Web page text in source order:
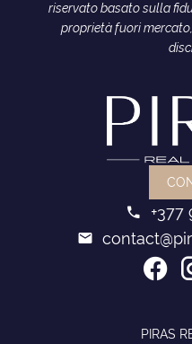
riservato basato sulla
proprietà fuori
+377
PIRAS